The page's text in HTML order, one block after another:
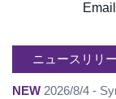
ニュースリリ
NEW 2026/8/4 -